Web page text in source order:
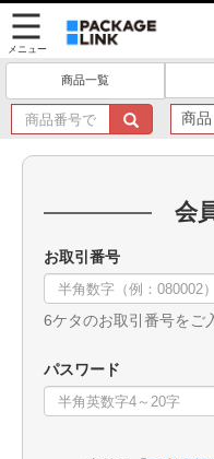
メニュー
商品一覧
商
品
番
会
お取引番号
6ケタのお取引番号をご
パスワード